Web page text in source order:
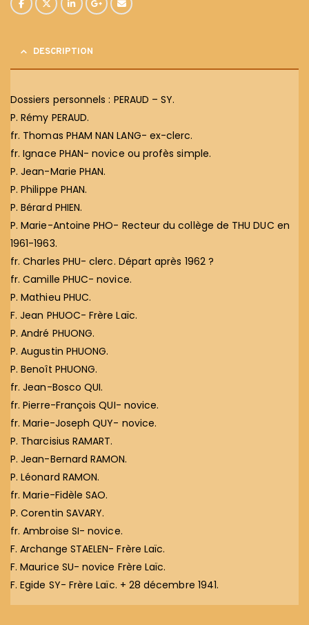
DESCRIPTION
Dossiers personnels : PERAUD – SY.
P. Rémy PERAUD.
fr. Thomas PHAM NAN LANG- ex-clerc.
fr. Ignace PHAN- novice ou profès simple.
P. Jean-Marie PHAN.
P. Philippe PHAN.
P. Bérard PHIEN.
P. Marie-Antoine PHO- Recteur du collège de THU DUC en
1961-1963.
fr. Charles PHU- clerc. Départ après 1962 ?
fr. Camille PHUC- novice.
P. Mathieu PHUC.
F. Jean PHUOC- Frère Laïc.
P. André PHUONG.
P. Augustin PHUONG.
P. Benoît PHUONG.
fr. Jean-Bosco QUI.
fr. Pierre-François QUI- novice.
fr. Marie-Joseph QUY- novice.
P. Tharcisius RAMART.
P. Jean-Bernard RAMON.
P. Léonard RAMON.
fr. Marie-Fidèle SAO.
P. Corentin SAVARY.
fr. Ambroise SI- novice.
F. Archange STAELEN- Frère Laïc.
F. Maurice SU- novice Frère Laïc.
F. Egide SY- Frère Laïc. + 28 décembre 1941.